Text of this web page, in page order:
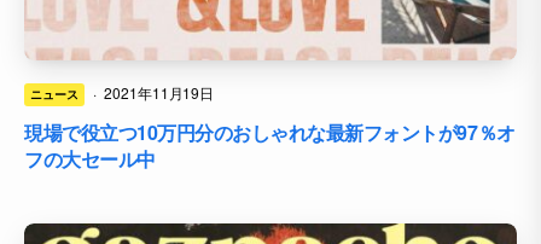
ニュース · 2021年11月19日
現場で役立つ10万円分のおしゃれな最新フォントが97％オ
フの大セール中